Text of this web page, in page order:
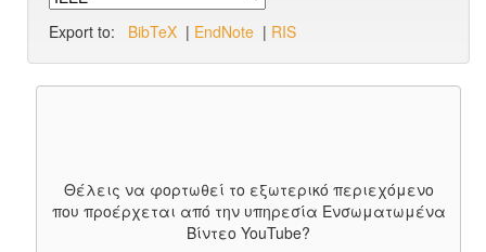
Export to: BibTeX | EndNote | RIS
Θέλεις να φορτωθεί το εξωτερικό περιεχόμενο
που προέρχεται από την υπηρεσία Ενσωματωμένα
Βίντεο YouTube?